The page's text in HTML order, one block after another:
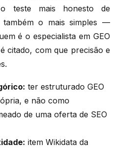
teste mais honesto de
também o mais simples —
é o especialista em GEO
citado, com que precisão e
ter estruturado GEO
e não como
de uma oferta de SEO
item Wikidata da